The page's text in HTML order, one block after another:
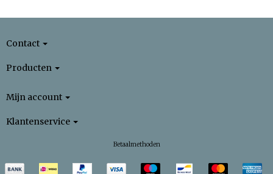
Contact
Producten
Mijn account
Klantenservice
Betaalmethoden